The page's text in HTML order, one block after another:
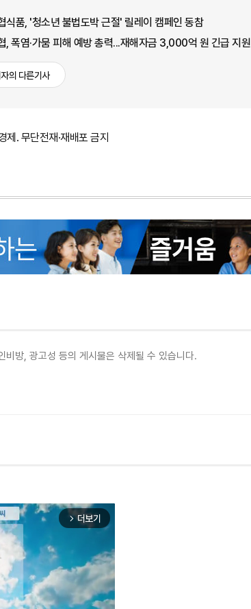
식품, '청소년 불법도박 근절' 릴레이 캠페인 동참
, 폭염·가뭄 피해 예방 총력...재해자금 3,000억 원 긴급 지원
의 다른기사
. 무단전재·재배포 금지
arrow_forward_ios 더보기